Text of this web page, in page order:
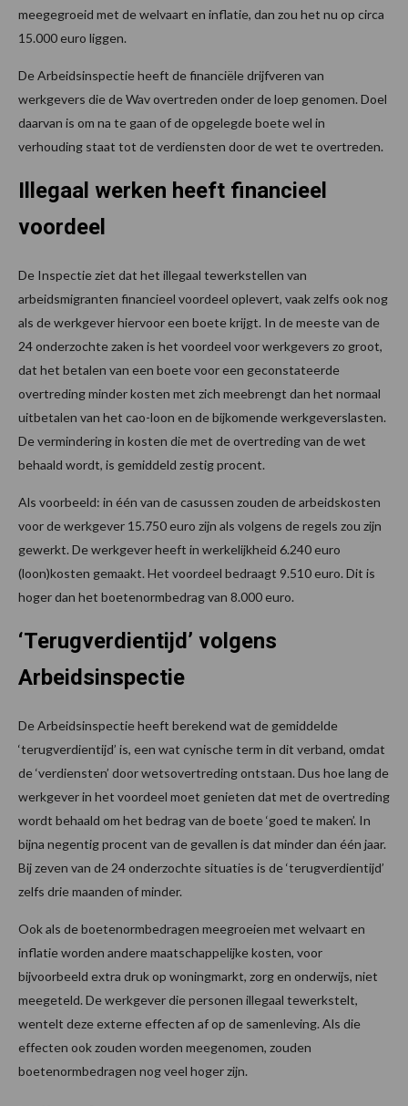
meegegroeid met de welvaart en inflatie, dan zou het nu op circa
15.000 euro liggen.
De Arbeidsinspectie heeft de financiële drijfveren van
werkgevers die de Wav overtreden onder de loep genomen. Doel
daarvan is om na te gaan of de opgelegde boete wel in
verhouding staat tot de verdiensten door de wet te overtreden.
Illegaal werken heeft financieel
voordeel
De Inspectie ziet dat het illegaal tewerkstellen van
arbeidsmigranten financieel voordeel oplevert, vaak zelfs ook nog
als de werkgever hiervoor een boete krijgt. In de meeste van de
24 onderzochte zaken is het voordeel voor werkgevers zo groot,
dat het betalen van een boete voor een geconstateerde
overtreding minder kosten met zich meebrengt dan het normaal
uitbetalen van het cao-loon en de bijkomende werkgeverslasten.
De vermindering in kosten die met de overtreding van de wet
behaald wordt, is gemiddeld zestig procent.
Als voorbeeld: in één van de casussen zouden de arbeidskosten
voor de werkgever 15.750 euro zijn als volgens de regels zou zijn
gewerkt. De werkgever heeft in werkelijkheid 6.240 euro
(loon)kosten gemaakt. Het voordeel bedraagt 9.510 euro. Dit is
hoger dan het boetenormbedrag van 8.000 euro.
‘Terugverdientijd’ volgens
Arbeidsinspectie
De Arbeidsinspectie heeft berekend wat de gemiddelde
‘terugverdientijd’ is, een wat cynische term in dit verband, omdat
de ‘verdiensten’ door wetsovertreding ontstaan. Dus hoe lang de
werkgever in het voordeel moet genieten dat met de overtreding
wordt behaald om het bedrag van de boete ‘goed te maken’. In
bijna negentig procent van de gevallen is dat minder dan één jaar.
Bij zeven van de 24 onderzochte situaties is de ‘terugverdientijd’
zelfs drie maanden of minder.
Ook als de boetenormbedragen meegroeien met welvaart en
inflatie worden andere maatschappelijke kosten, voor
bijvoorbeeld extra druk op woningmarkt, zorg en onderwijs, niet
meegeteld. De werkgever die personen illegaal tewerkstelt,
wentelt deze externe effecten af op de samenleving. Als die
effecten ook zouden worden meegenomen, zouden
boetenormbedragen nog veel hoger zijn.